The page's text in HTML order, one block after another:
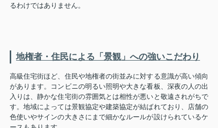
るわけではありません。
地権者・住民による「景観」への強いこだわり
高級住宅街ほど、住民や地権者の街並みに対する意識が高い傾向
があります。コンビニの明るい照明や大きな看板、深夜の人の出
入りは、静かな住宅街の雰囲気とは相性が悪いと敬遠されがちで
す。地域によっては景観協定や建築協定が結ばれており、店舗の
色使いやサインの大きさにまで細かなルールが設けられているケ